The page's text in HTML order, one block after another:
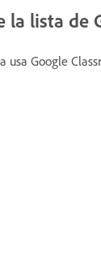
lista de
usa Google